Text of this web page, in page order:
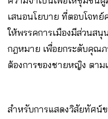
เสนอนโยบาย ที่ตอบโจทย์
ให้พรรคการเมืองมีส่วนส
กฎหมาย เพื่อยกระดับคุณ
ต้องการของชายหญิง ตาม
สำหรับการแสดงวิสัยทัศน์